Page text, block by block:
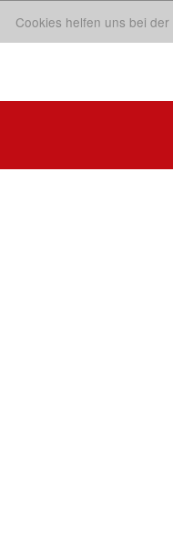
Cookies helfen uns bei